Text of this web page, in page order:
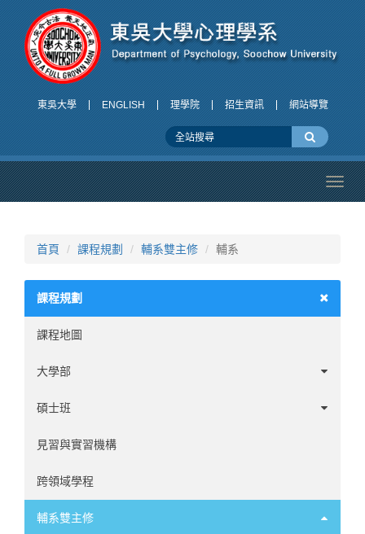
東吳大學 ENGLISH 理學院 招生資訊 網站導覽
首頁 課程規劃 輔系雙主修 輔系
課程規劃
課程地圖
大學部
選課須知
必修科目
選修科目
選課規劃手冊
碩士班
工商應用心理學組
臨床心理學組
諮商心理學組
見習與實習機構
跨領域學程
輔系雙主修